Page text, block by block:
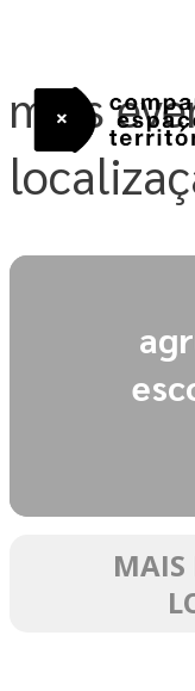
mais
MAIS